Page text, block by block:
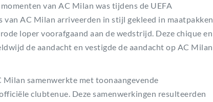
van AC Milan was tijdens de UEFA
van AC Milan arriveerden in stijl gekleed in maatpakken
loper voorafgaand aan de wedstrijd. Deze chique en
de aandacht en vestigde de aandacht op AC Milan
samenwerkte met toonaangevende
clubtenue. Deze samenwerkingen resulteerden